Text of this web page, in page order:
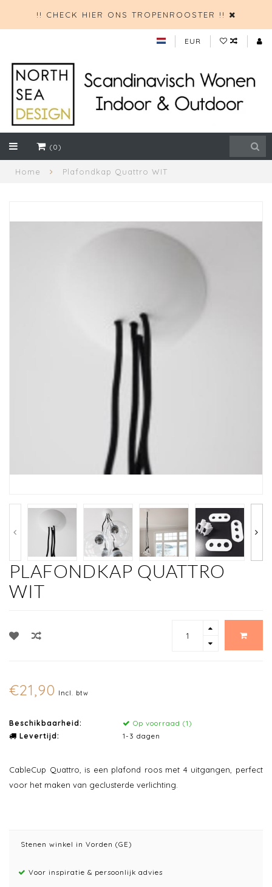
!! CHECK HIER ONS TROPENROOSTER !!
EUR
(0)
Home Plafondkap Quattro WIT
PLAFONDKAP QUATTRO
WIT
€21,90 Incl. btw
Beschikbaarheid:
Op voorraad (1)
Levertijd:
1-3 dagen
CableCup Quattro, is een plafond roos met 4 uitgangen, perfect
voor het maken van geclusterde verlichting.
Stenen winkel in Vorden (GE)
Voor inspiratie & persoonlijk advies